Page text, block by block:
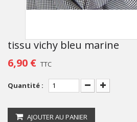
tissu vichy bleu marine
6,90 € TTC
Quantité :
AJOUTER AU PANIER